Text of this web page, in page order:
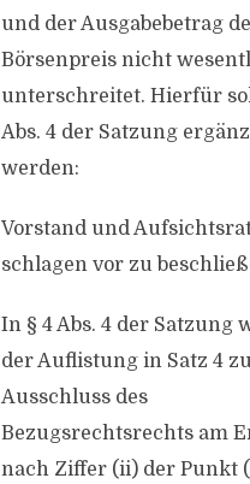
und der Ausgabebetrag
Börsenpreis nicht
unterschreitet. Hierfür
Abs. 4 der Satzung
werden:
Vorstand und
schlagen vor zu
In § 4 Abs. 4 der Satzung
der Auflistung in Satz 4
Ausschluss des
Bezugsrechtsrechts am
nach Ziffer (ii) der Punkt